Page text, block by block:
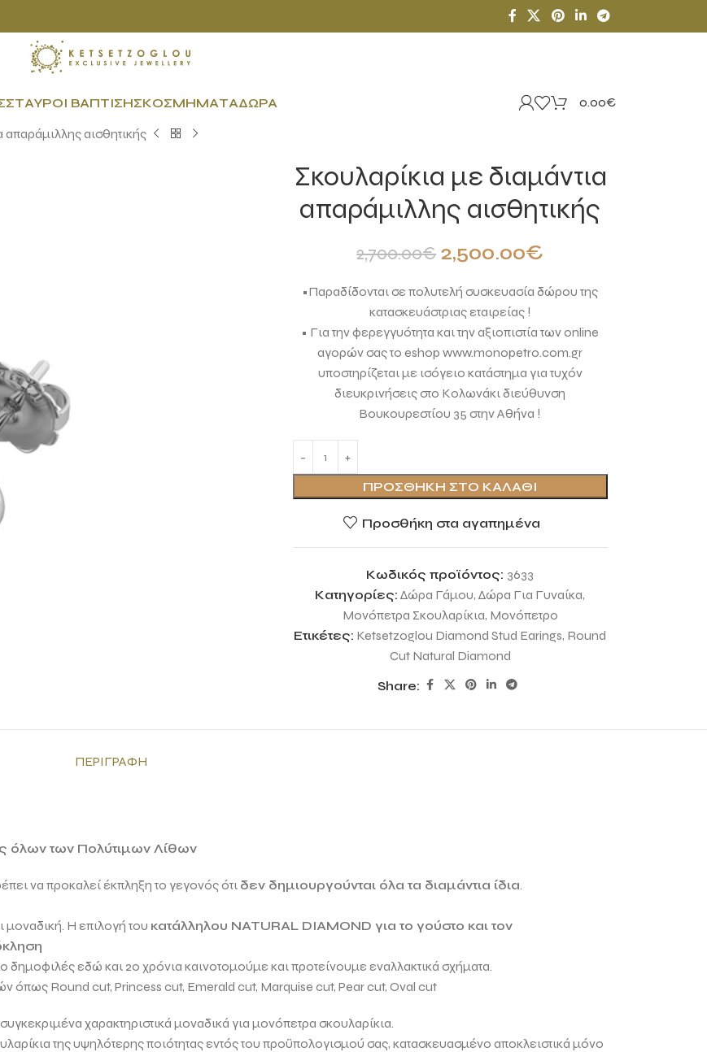
ΣΤΑΥΡΟΊ ΒΆΠΤΙΣΗΣΚΟΣΜΉΜΑΤΑΔΏΡΑ 0.00€
απαράμιλλης αισθητικής
Σκουλαρίκια με διαμάντια
απαράμιλλης αισθητικής
2,700.00€ 2,500.00€
•Παραδίδονται σε πολυτελή συσκευασία δώρου της
κατασκευάστριας εταιρείας !
• Για την φερεγγυότητα και την αξιοπιστία των online
αγορών σας το eshop www.monopetro.com.gr
υποστηρίζεται με ισόγειο κατάστημα για τυχόν
διευκρινήσεις στο Κολωνάκι διεύθυνση
Βουκουρεστίου 35 στην Αθήνα !
ΠΡΟΣΘΉΚΗ ΣΤΟ ΚΑΛΆΘΙ
Προσθήκη στα αγαπημένα
Κωδικός προϊόντος: 3633
Κατηγορίες: Δώρα Γάμου, Δώρα Για Γυναίκα,
Μονόπετρα Σκουλαρίκια, Μονόπετρο
Ετικέτες: Ketsetzoglou Diamond Stud Earings, Round
Cut Natural Diamond
Share:
ΠΕΡΙΓΡΑΦΉ
όλων των Πολύτιμων Λίθων
να προκαλεί έκπληξη το γεγονός ότι δεν δημιουργούνται όλα τα διαμάντια ίδια.
Η επιλογή του κατάλληλου NATURAL DIAMOND για το γούστο και τον
δημοφιλές εδώ και 20 χρόνια καινοτομούμε και προτείνουμε εναλλακτικά σχήματα.
όπως Round cut, Princess cut, Emerald cut, Marquise cut, Pear cut, Oval cut
συγκεκριμένα χαρακτηριστικά μοναδικά για μονόπετρα σκουλαρίκια.
της υψηλότερης ποιότητας εντός του προϋπολογισμού σας, κατασκευασμένο αποκλειστικά μόνο